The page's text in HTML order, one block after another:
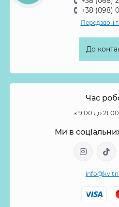
+38 (098)
До
Час
з 9:00 до
Ми в